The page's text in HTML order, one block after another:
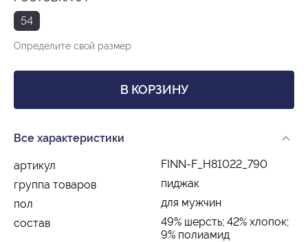
54
Определите свой размер
В КОРЗИНУ
Все характеристики
артикул
FINN-F_H81022_790
группа товаров
пиджак
пол
для мужчин
состав
49% шерсть; 42% хлопок;
9% полиамид